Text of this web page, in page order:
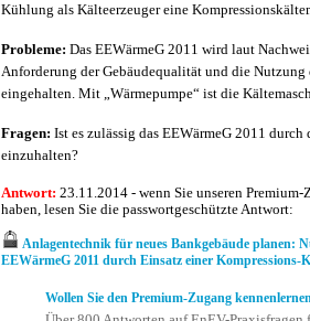
Kühlung als Kälteerzeuger eine
Probleme: Das EEWärmeG 2011 wird laut
Anforderung der Gebäudequalität und die Nutzung
eingehalten. Mit „Wärmepumpe“ ist die
Fragen: Ist es zulässig das EEWärmeG 2011 durch
einzuhalten?
Antwort: 23.11.2014 - wenn Sie unseren
haben, lesen Sie die passwortgeschützte Antwort:
Anlagentechnik für neues Bankgebäude planen:
EEWärmeG 2011 durch Einsatz einer Kompressions-
Wollen Sie den Premium-Zugang